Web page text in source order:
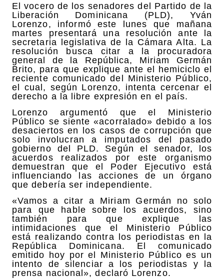
El vocero de los senadores del Partido de la
Liberación Dominicana (PLD), Yván
Lorenzo, informó este lunes que mañana
martes presentará una resolución ante la
secretaria legislativa de la Cámara Alta. La
resolución busca citar a la procuradora
general de la República, Miriam Germán
Brito, para que explique ante el hemiciclo el
reciente comunicado del Ministerio Público,
el cual, según Lorenzo, intenta cercenar el
derecho a la libre expresión en el país.
Lorenzo argumentó que el Ministerio
Público se siente «acorralado» debido a los
desaciertos en los casos de corrupción que
solo involucran a imputados del pasado
gobierno del PLD. Según el senador, los
acuerdos realizados por este organismo
demuestran que el Poder Ejecutivo está
influenciando las acciones de un órgano
que debería ser independiente.
«Vamos a citar a Miriam Germán no solo
para que hable sobre los acuerdos, sino
también para que explique las
intimidaciones que el Ministerio Público
está realizando contra los periodistas en la
República Dominicana. El comunicado
emitido hoy por el Ministerio Público es un
intento de silenciar a los periodistas y la
prensa nacional», declaró Lorenzo.